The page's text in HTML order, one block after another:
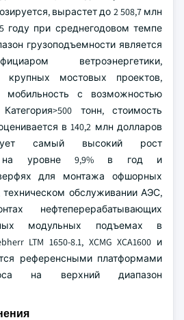
вырастет до 2 508,7 млн
году при среднегодовом темпе
грузоподъемности является
ветроэнергетики,
крупных мостовых проектов,
мобильность с возможностью
тонн, стоимость
в 140,2 млн долларов
самый высокий рост
на уровне 9,9% в год и
для монтажа офшорных
техническом обслуживании АЭС,
нефтеперерабатывающих
модульных подъемах в
LTM 1650-8.1, XCMG XCA1600 и
референсными платформами
на верхний диапазон